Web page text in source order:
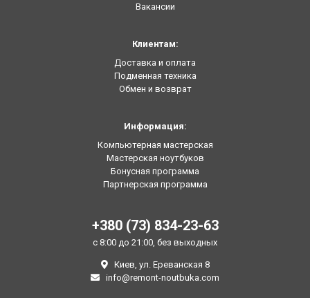
Вакансии
Клиентам:
Доставка и оплата
Подменная техника
Обмен и возврат
Информация:
Компьютерная мастерская
Мастерская ноутбуков
Бонусная программа
Партнерская программа
+380 (73) 834-23-63
с 8:00 до 21:00, без выходных
Киев, ул. Ереванская 8
info@remont-noutbuka.com